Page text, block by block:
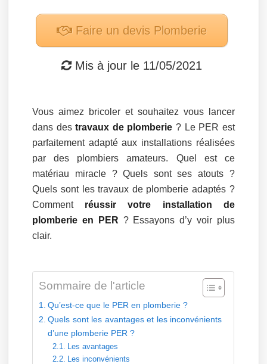
Faire un devis Plomberie
Mis à jour le 11/05/2021
Vous aimez bricoler et souhaitez vous lancer
dans destravaux de plomberie ? Le PER est
parfaitement adapté aux installations réalisées
par des plombiers amateurs. Quel est ce
matériau miracle ? Quels sont ses atouts ?
Quels sont les travaux de plomberie adaptés ?
Comment réussir votre installation de
plomberie en PER ? Essayons d’y voir plus
clair.
Sommaire de l'article
Qu’est-ce que le PER en plomberie ?
Quels sont les avantages et les inconvénients
d’une plomberie PER ?
Les avantages
Les inconvénients